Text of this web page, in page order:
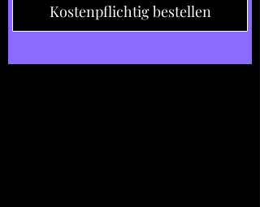
Kostenpflichtig bestellen